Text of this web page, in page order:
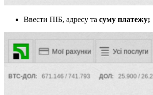
Ввести ПІБ, адресу та суму платежу;